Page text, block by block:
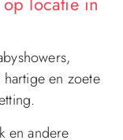
en zoete
en andere